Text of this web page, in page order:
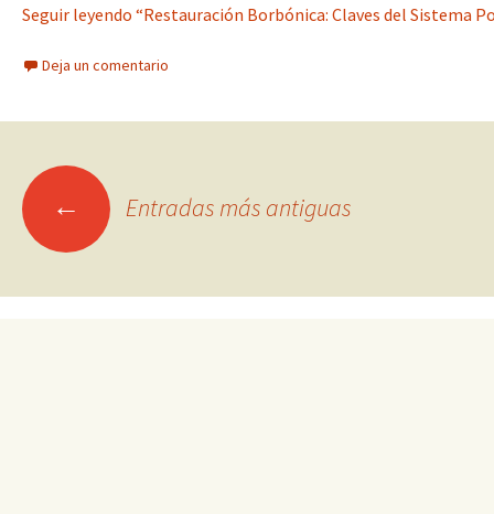
Seguir leyendo “Restauración Borbónica: Claves del Sistema
Deja un comentario
Ir ← Entradas más antiguas